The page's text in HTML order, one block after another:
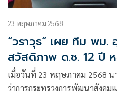
23 พฤษภาคม 2568
“วราวุธ” เผย ทีม พม
สวัสดิภาพ ด.ช. 12 ปี
กอดรูปแม่ นอนโรงเรีย
เมื่อวันที่ 23 พฤษภาคม 2568 น
ว่าการกระทรวงการพัฒนาสังค